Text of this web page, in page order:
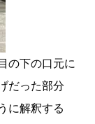
の下の口元に
だった部分
に解釈する